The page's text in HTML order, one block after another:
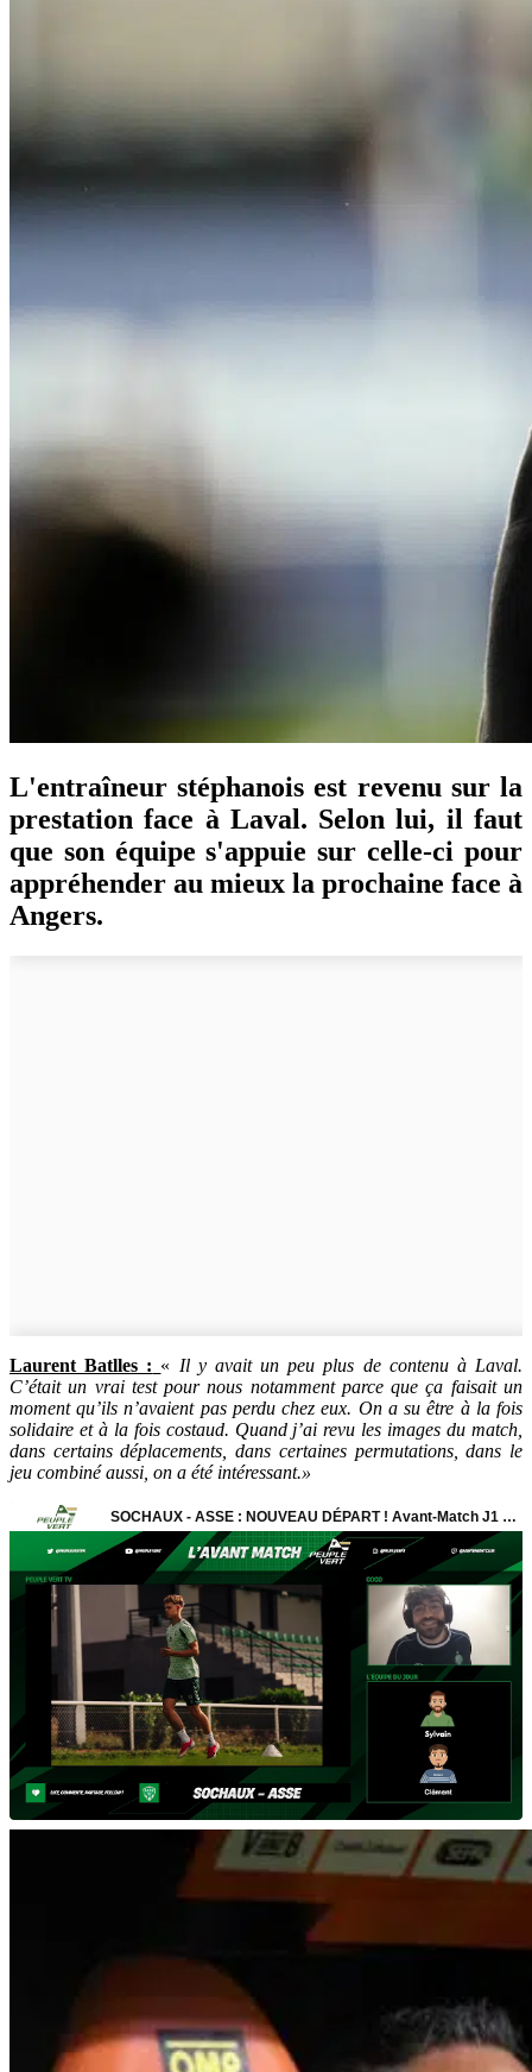
L'entraîneur stéphanois est revenu sur la
prestation face à Laval. Selon lui, il faut
que son équipe s'appuie sur celle-ci pour
appréhender au mieux la prochaine face à
Angers.
Laurent Batlles : « Il y avait un peu plus de contenu à Laval.
C’était un vrai test pour nous notamment parce que ça faisait un
moment qu’ils n’avaient pas perdu chez eux. On a su être à la fois
solidaire et à la fois costaud. Quand j’ai revu les images du match,
dans certains déplacements, dans certaines permutations, dans le
jeu combiné aussi, on a été intéressant.»